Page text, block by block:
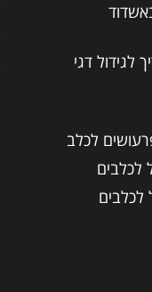
לגידול דגי
לכלב
לכלבים